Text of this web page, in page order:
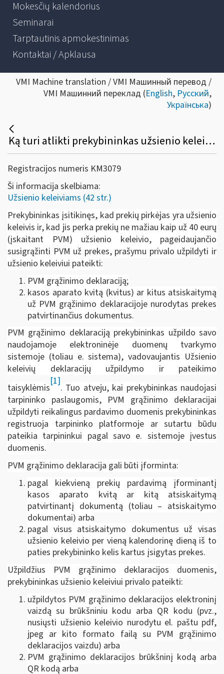
Mokesčių kalendorius
Seminarai
Tarptautinis apmokestinimas
Kontaktai / Apklausa
VMI Machine translation / VMI Машинный перевод /
VMI Машинний переклад (English, Русский,
Українська)
Ką turi atlikti prekybininkas užsienio keleiviui paprašius taikyti „Tax free shopping“?
Registracijos numeris KM3079
Ši informacija skelbiama:
Užsienio keleiviams (42 str.)
Prekybininkas įsitikinęs, kad prekių pirkėjas yra užsienio
keleivis ir, kad jis perka prekių ne mažiau kaip už 40 eurų
(įskaitant PVM) užsienio keleivio, pageidaujančio
susigrąžinti PVM už prekes, prašymu privalo užpildyti ir
užsienio keleiviui pateikti:
PVM grąžinimo deklaraciją;
kasos aparato kvitą (kvitus) ar kitus atsiskaitymą
už PVM grąžinimo deklaracijoje nurodytas prekes
patvirtinančius dokumentus.
PVM grąžinimo deklaraciją prekybininkas užpildo savo
naudojamoje elektroninėje duomenų tvarkymo
sistemoje (toliau e. sistema), vadovaujantis Užsienio
keleivių deklaracijų užpildymo ir pateikimo
taisyklėmis
[1]
. Tuo atveju, kai prekybininkas naudojasi
tarpininko paslaugomis, PVM grąžinimo deklaracijai
užpildyti reikalingus pardavimo duomenis prekybininkas
registruoja tarpininko platformoje ar sutartu būdu
pateikia tarpininkui pagal savo e. sistemoje įvestus
duomenis.
PVM grąžinimo deklaracija gali būti įforminta:
pagal kiekvieną prekių pardavimą įforminantį
kasos aparato kvitą ar kitą atsiskaitymą
patvirtinantį dokumentą (toliau – atsiskaitymo
dokumentai) arba
pagal visus atsiskaitymo dokumentus už visas
užsienio keleivio per vieną kalendorinę dieną iš to
paties prekybininko kelis kartus įsigytas prekes.
Užpildžius PVM grąžinimo deklaracijos duomenis,
prekybininkas užsienio keleiviui privalo pateikti:
užpildytos PVM grąžinimo deklaracijos elektroninį
vaizdą su brūkšniniu kodu arba QR kodu (pvz.,
nusiųsti užsienio keleivio nurodytu el. paštu pdf,
jpeg ar kito formato failą su PVM grąžinimo
deklaracijos vaizdu) arba
PVM grąžinimo deklaracijos brūkšninį kodą arba
QR kodą arba